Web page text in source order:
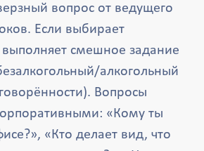
вопрос от ведущего
Если выбирает
смешное задание
алкогольный
Вопросы
«Кому ты
«Кто делает вид, что